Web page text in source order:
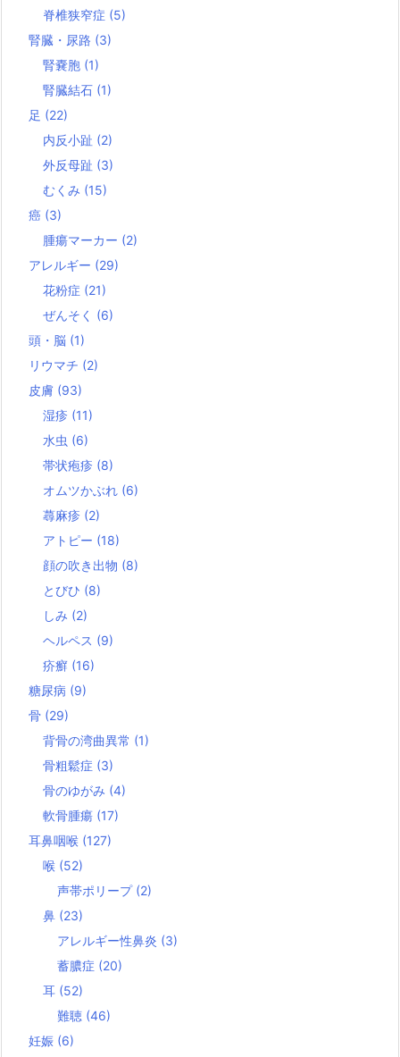
脊椎狭窄症 (5)
腎臓・尿路 (3)
腎嚢胞 (1)
腎臓結石 (1)
足 (22)
内反小趾 (2)
外反母趾 (3)
むくみ (15)
癌 (3)
腫瘍マーカー (2)
アレルギー (29)
花粉症 (21)
ぜんそく (6)
頭・脳 (1)
リウマチ (2)
皮膚 (93)
湿疹 (11)
水虫 (6)
帯状疱疹 (8)
オムツかぶれ (6)
蕁麻疹 (2)
アトピー (18)
顔の吹き出物 (8)
とびひ (8)
しみ (2)
ヘルペス (9)
疥癬 (16)
糖尿病 (9)
骨 (29)
背骨の湾曲異常 (1)
骨粗鬆症 (3)
骨のゆがみ (4)
軟骨腫瘍 (17)
耳鼻咽喉 (127)
喉 (52)
声帯ポリープ (2)
鼻 (23)
アレルギー性鼻炎 (3)
蓄膿症 (20)
耳 (52)
難聴 (46)
妊娠 (6)